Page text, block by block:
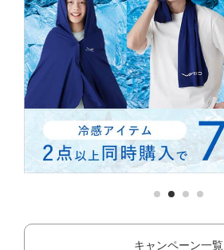
キャンペーン一覧